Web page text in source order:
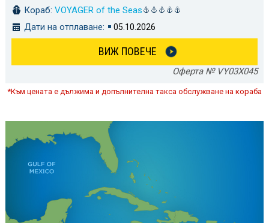
Кораб: VOYAGER of the Seas
Дати на отплаване:
05.10.2026
ВИЖ ПОВЕЧЕ
Оферта № VY03X045
*Към цената е дължима и допълнителна такса обслужване на кораба